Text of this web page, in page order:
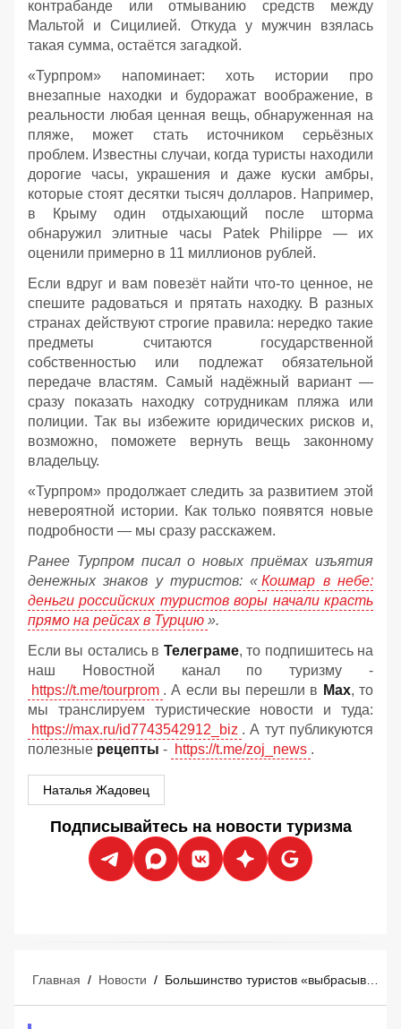
контрабанде или отмыванию средств между
Мальтой и Сицилией. Откуда у мужчин взялась
такая сумма, остаётся загадкой.
«Турпром» напоминает: хоть истории про
внезапные находки и будоражат воображение, в
реальности любая ценная вещь, обнаруженная на
пляже, может стать источником серьёзных
проблем. Известны случаи, когда туристы находили
дорогие часы, украшения и даже куски амбры,
которые стоят десятки тысяч долларов. Например,
в Крыму один отдыхающий после шторма
обнаружил элитные часы Patek Philippe — их
оценили примерно в 11 миллионов рублей.
Если вдруг и вам повезёт найти что‑то ценное, не
спешите радоваться и прятать находку. В разных
странах действуют строгие правила: нередко такие
предметы считаются государственной
собственностью или подлежат обязательной
передаче властям. Самый надёжный вариант —
сразу показать находку сотрудникам пляжа или
полиции. Так вы избежите юридических рисков и,
возможно, поможете вернуть вещь законному
владельцу.
«Турпром» продолжает следить за развитием этой
невероятной истории. Как только появятся новые
подробности — мы сразу расскажем.
Ранее Турпром писал о новых приёмах изъятия
денежных знаков у туристов: « Кошмар в небе:
деньги российских туристов воры начали красть
прямо на рейсах в Турцию ».
Если вы остались в Телеграме, то подпишитесь на
наш Новостной канал по туризму -
https://t.me/tourprom . А если вы перешли в Мах, то
мы транслируем туристические новости и туда:
https://max.ru/id7743542912_biz . А тут публикуются
полезные рецепты - https://t.me/zoj_news .
Наталья Жадовец
Подписывайтесь на новости туризма
Главная / Новости /